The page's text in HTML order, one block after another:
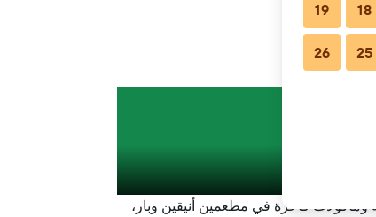
البدنية ومأكولات فاخرة في مطعمين أنيقين وبار،
18
19
25
26